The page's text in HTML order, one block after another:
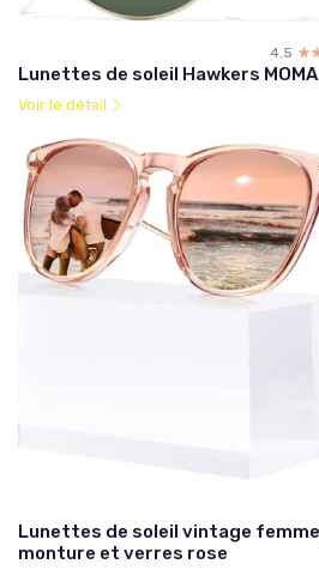
4.5
Lunettes de soleil Hawkers
Voir le détail
Lunettes de soleil vintage
monture et verres rose